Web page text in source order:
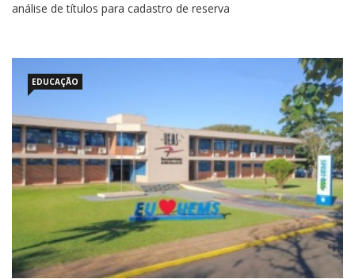
análise de títulos para cadastro de reserva
EDUCAÇÃO